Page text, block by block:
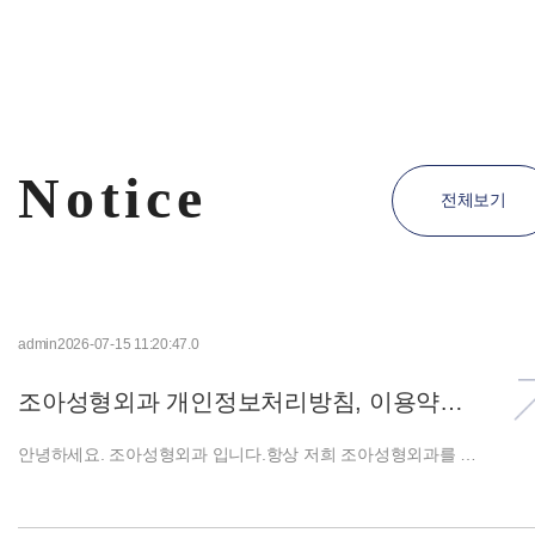
Notice 전체보기
admin2026-07-15 11:20:47.0
조아성형외과 개인정보처리방침, 이용약관 개정 공지
안녕하세요. 조아성형외과 입니다.항상 저희 조아성형외과를 이용해 주셔서 진심으로 감사드립니다.개인정보 처리방침 및 이용약관이 변경되어 2026년 07월 23일(목)부터 개정된 약관이 시행될 예정임을 안내 드립니다. 1. 개정사유 1-1. 개인정보 처리방침 - 개인정보 보호법 개정사항 반영 - 개인정보 처리 위탁 현행화 - 보유기간 명확화 1-2. 이용약관 - 관련 법령 개정 반영 - 서비스 정책 변경 - 문구 명확화 2. 개정내용 2-1. 개인정보 처리방침 구분 주요 내용 예약 서비스 홈페이지 비회원 예약 개인정보 처리 절차 신설 CRM 병원 예약 및 관리(CRM) 운영 내용 반영 개인정보 수집 수집항목 및 목적 구체화 처리위탁 수탁업체 및 위탁업무 현행화 보유기간 의료법 기준으로 정비 정보주체 권리 권리행사 절차 구체화 안전성 확보조치 최신 개인정보보호위원회 고시 반영 쿠키 브라우저별 설정 방법 추가 CCTV 운영관리 기준 보완 개정절차 사전 고지 기준 명확화 2-2. 이용약관 구분 주요 내용 서비스 정책 홈페이지 서비스 운영 정책 및 이용 기준 현행화 예약 서비스 비회원 예약 서비스 운영 절차 및 이용 기준 명확화 회원관리 회원가입 및 회원관리 기준 정비 이용자 권리 이용자의 권리·의무 및 서비스 이용 기준 명확화 개인정보 보호 개인정보처리방침 연계 조항 및 개인정보 보호 기준 반영 서비스 운영 서비스 변경·중단 및 이용 제한 기준 명확화 책임 및 면책 병원과 이용자의 책임 범위 및 면책사항 보완 분쟁 해결 준거법 및 관할 법원 등 분쟁 해결 절차 명확화 관련 법령 최신 관계 법령 및 행정지침 반영 문구 정비 용어 통일 및 이해하기 쉬운 표현으로 정비 3. 개정 약관 전문 확인하기개인정보 처리방침 확인하기 이용약관 확인하기 4. 시행일자 개정된 이용약관은 2026년 7월 23일자로 시행합니다. 5. 기존 가입 회원에 대한 적용 여부 : 적용 6. 이의 제기 및 문의 - 위 개정 약관의 적용에 동의하지 않으시는 경우 별도의 이의 제기가 가능합니다. - 개정 약관에 대한 별도의 이의 제기, 기타 문의사항이 있을 경우 02-536-7707 로 문의해주시면 친절하게 안내해 드리겠습니다. * 개정되는 약관 시행일 전일까지 회원탈퇴 또는 별도의 이의 제기를 하지 않으시는 경우에는 개정된 약관의 적용에 동의하신 것으로 간주됩니다. 앞으로도 더욱 안전한 서비스와 고객 만족을 위해 최선을 다하겠습니다. 감사합니다.